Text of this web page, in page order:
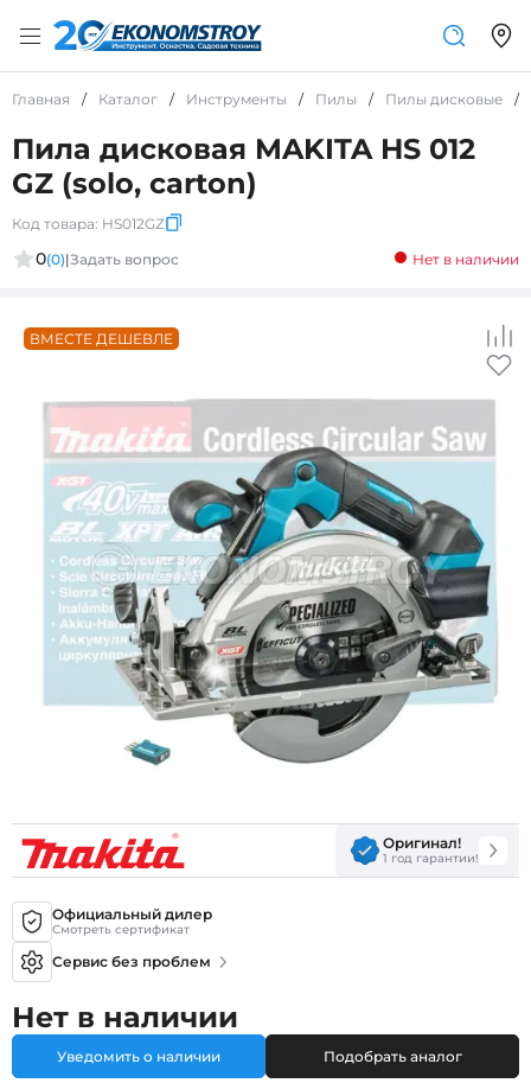
Главная / Каталог / Инструменты / Пилы / Пилы дисковые /
Пила дисковая MAKITA HS 012
GZ (solo, carton)
Код товара: HS012GZ
0(0)|Задать вопрос Нет в наличии
ВМЕСТЕ ДЕШЕВЛЕ
Оригинал!
1 год гарантии!
Официальный дилер
Смотреть сертификат
Сервис без проблем
Нет в наличии
Уведомить о наличии Подобрать аналог